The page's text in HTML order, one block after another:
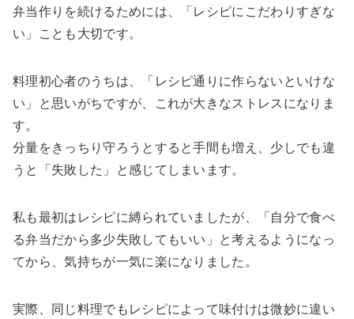
弁当作りを続けるためには、「レシピにこだわりすぎな
い」ことも大切です。
料理初心者のうちは、「レシピ通りに作らないといけな
い」と思いがちですが、これが大きなストレスになりま
す。
分量をきっちり守ろうとすると手間も増え、少しでも違
うと「失敗した」と感じてしまいます。
私も最初はレシピに縛られていましたが、「自分で食べ
る弁当だから多少失敗してもいい」と考えるようになっ
てから、気持ちが一気に楽になりました。
実際、同じ料理でもレシピによって味付けは微妙に違い